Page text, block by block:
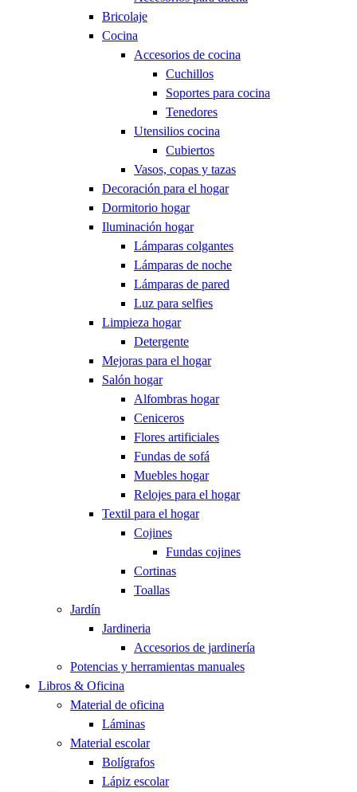
Bricolaje
Cocina
Accesorios de cocina
Cuchillos
Soportes para cocina
Tenedores
Utensilios cocina
Cubiertos
Vasos, copas y tazas
Decoración para el hogar
Dormitorio hogar
Iluminación hogar
Lámparas colgantes
Lámparas de noche
Lámparas de pared
Luz para selfies
Limpieza hogar
Detergente
Mejoras para el hogar
Salón hogar
Alfombras hogar
Ceniceros
Flores artificiales
Fundas de sofá
Muebles hogar
Relojes para el hogar
Textil para el hogar
Cojines
Fundas cojines
Cortinas
Toallas
Jardín
Jardineria
Accesorios de jardinería
Potencias y herramientas manuales
Libros & Oficina
Material de oficina
Láminas
Material escolar
Bolígrafos
Lápiz escolar